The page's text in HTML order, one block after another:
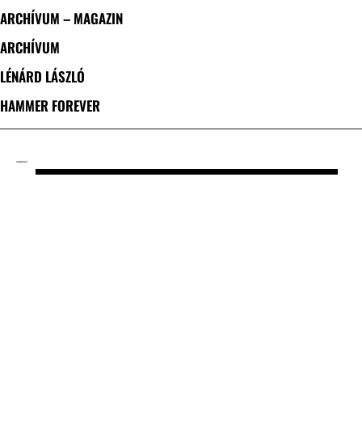
ARCHÍVUM – MAGAZIN
ARCHÍVUM
LÉNÁRD LÁSZLÓ
HAMMER FOREVER